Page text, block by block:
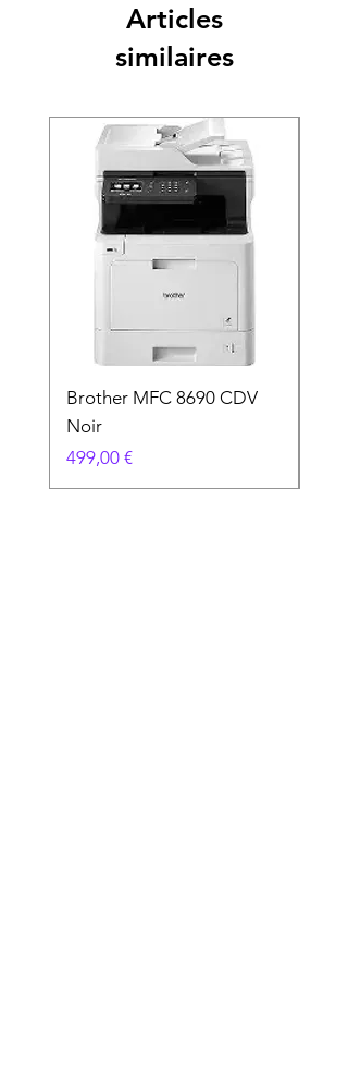
Articles
similaires
Brother MFC 8690 CDV
Noir
Prix
499,00 €